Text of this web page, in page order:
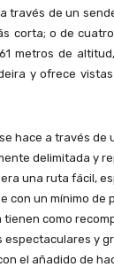
través de un
corta; o de
metros de
y ofrece
hace a través de
delimitada y
una ruta fácil,
con un mínimo de
tienen como
espectaculares y
el añadido de